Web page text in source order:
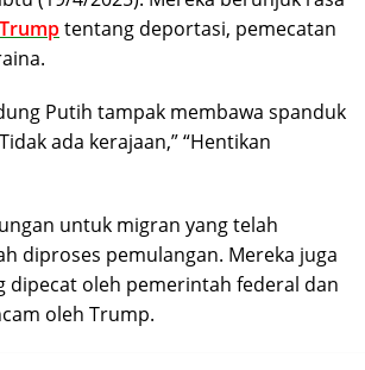
tentang deportasi, pemecatan
Putih tampak membawa spanduk
ada kerajaan,” “Hentikan
untuk migran yang telah
diproses pemulangan. Mereka juga
dipecat oleh pemerintah federal dan
oleh Trump.